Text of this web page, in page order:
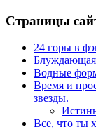
Страницы
24 горы в
Блуждающая
Водные
Время и
звезды.
Все, что ты